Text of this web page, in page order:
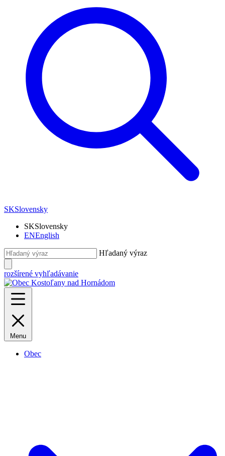
SKSlovensky
SKSlovensky
ENEnglish
Hľadaný výraz
rozšírené vyhľadávanie
Menu
Obec